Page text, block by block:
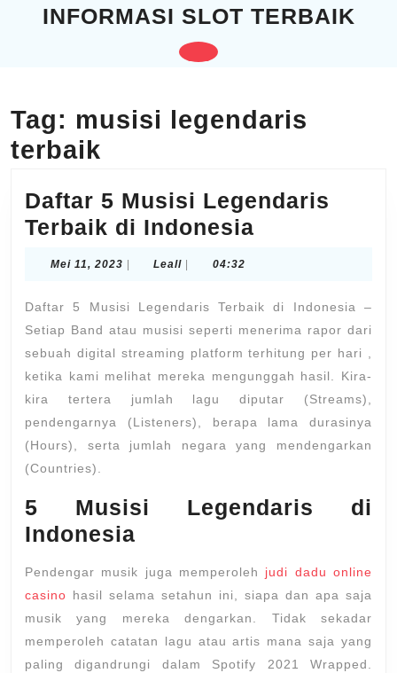
INFORMASI SLOT TERBAIK
Open
Tag: musisi legendaris
terbaik
Daftar 5 Musisi Legendaris
Terbaik di Indonesia
Legendaris
Terbaik
di
Indonesia
Mei 11, 2023 Mei
LeallLeall 04:32
Daftar 5 Musisi Legendaris Terbaik di Indonesia –
Setiap Band atau musisi seperti menerima rapor dari
sebuah digital streaming platform terhitung per hari ,
ketika kami melihat mereka mengunggah hasil. Kira-
kira tertera jumlah lagu diputar (Streams),
pendengarnya (Listeners), berapa lama durasinya
(Hours), serta jumlah negara yang mendengarkan
(Countries).
5 Musisi Legendaris di
Indonesia
Pendengar musik juga memperoleh judi dadu online
casino hasil selama setahun ini, siapa dan apa saja
musik yang mereka dengarkan. Tidak sekadar
memperoleh catatan lagu atau artis mana saja yang
paling digandrungi dalam Spotify 2021 Wrapped.